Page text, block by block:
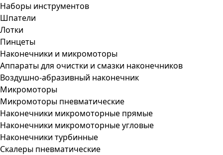
Наборы инструментов
Шпатели
Лотки
Пинцеты
Наконечники и микромоторы
Аппараты для очистки и смазки наконечников
Воздушно-абразивный наконечник
Микромоторы
Микромоторы пневматические
Наконечники микромоторные прямые
Наконечники микромоторные угловые
Наконечники турбинные
Скалеры пневматические